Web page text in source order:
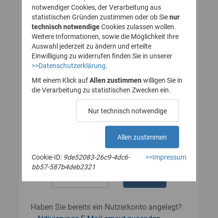
Passwort
Das Passwort muss mindestens 8
Zeichen enthalten.
Leerzeichen werden nicht akzeptiert.
Haben Sie bereits ein Nutzerkonto angelegt?
notwendiger Cookies, der Verarbeitung aus
statistischen Gründen zustimmen oder ob Sienur
technisch notwendigeCookies zulassen wollen.
Weitere Informationen, sowie die Möglichkeit Ihre
Auswahl jederzeit zu ändern und erteilte
Einwilligung zu widerrufen finden Sie in unserer
>>Datenschutzerklärung
Mit einem Klick auf Allen zustimmen willigen Sie in
die Verarbeitung zu statistischen Zwecken ein.
Nur technisch notwendige
Allen zustimmen
Cookie-ID: 9de52083-26c9-4dc6-
bb57-587b4deb2321
>>Impressum